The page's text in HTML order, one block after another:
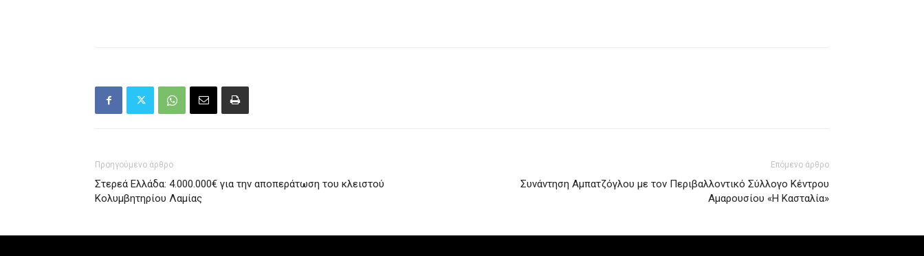
Προηγούμενο άρθρο
Στερεά Ελλάδα: 4.000.000€ για την αποπεράτωση του κλειστού
Κολυμβητηρίου Λαμίας
Επόμενο άρθρο
Συνάντηση Αμπατζόγλου με τον Περιβαλλοντικό Σύλλογο Κέντρου
Αμαρουσίου «Η Κασταλία»